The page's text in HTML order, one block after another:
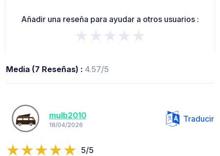
Añadir una reseña para ayudar a otros usuarios :
★★★★★
Media (7 Reseñas) : 4.57/5
mulb2010
18/04/2026
Traducir
5/5